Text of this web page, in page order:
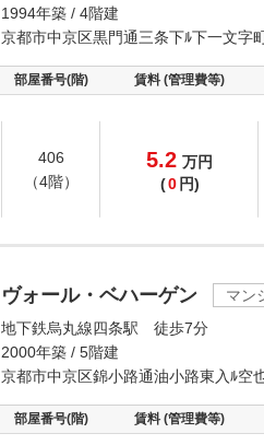
1994年築 / 4階建
京都市中京区黒門通三条下ﾙ下一文字
部屋番号(階) 賃料 (管理費等)
406
（4階）
5.2 万円
(0 円)
ヴォール・ベハーゲン
マン
地下鉄烏丸線四条駅 徒歩7分
2000年築 / 5階建
京都市中京区錦小路通油小路東入ﾙ空
部屋番号(階) 賃料 (管理費等)